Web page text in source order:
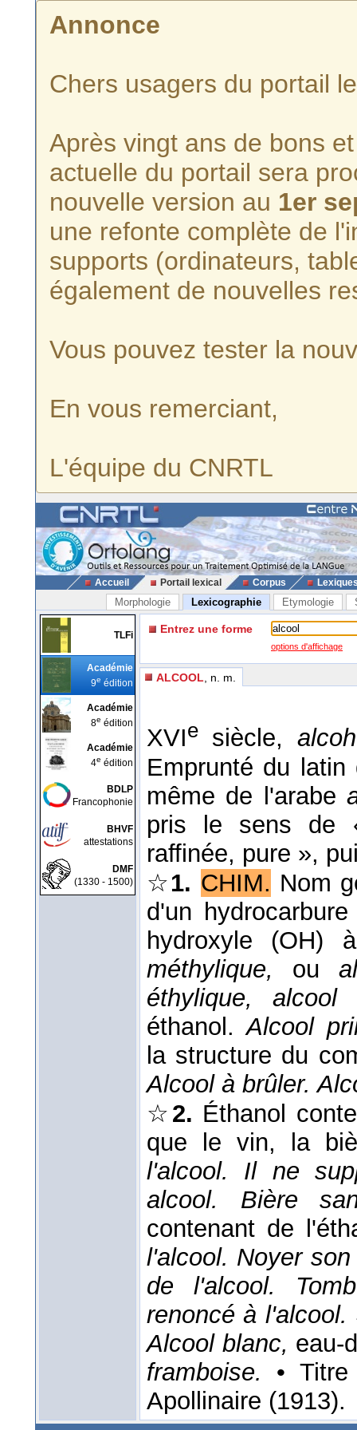
Annonce
Chers usagers du portail
Après vingt ans de bons
actuelle du portail sera
nouvelle version au 1er
une refonte complète de
supports (ordinateurs,
également de nouvelles
Vous pouvez tester la
En vous remerciant,
L'équipe du CNRTL
Accueil Portail lexical Corpus
Morphologie Lexicographie Etymologie
TLFi
Académie
9e édition
Académie
8e édition
Académie
4e édition
BDLP
Francophonie
BHVF
attestations
DMF
(1330 - 1500)
Entrez une forme
options d'affichage
ALCOOL , n. m.
XVIe siècle,
Emprunté du
même de l'arabe
pris le sens de
raffinée, pure »,
☆1. CHIM. Nom
d'un
hydroxyle (OH)
méthylique, ou
éthylique,
éthanol.Alcool
la structure du
Alcool à brûler.
☆ 2. Éthanol
que le vin, la
l'alcool. Il ne
alcool. Bière
contenant de
l'alcool. Noyer
de l'alcool.
renoncé à l'alcool.
Alcool blanc, eau-
framboise. •
Apollinaire (1913).